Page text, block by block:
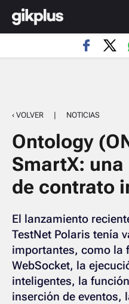
‹ VOLVER | NOTICIAS
Ontology
SmartX:
de contrato
El lanzamiento
TestNet Polaris tenía
importantes, como la
WebSocket, la
inteligentes, la
inserción de eventos,